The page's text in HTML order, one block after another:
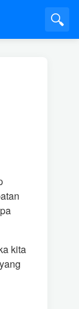
🔍
kita